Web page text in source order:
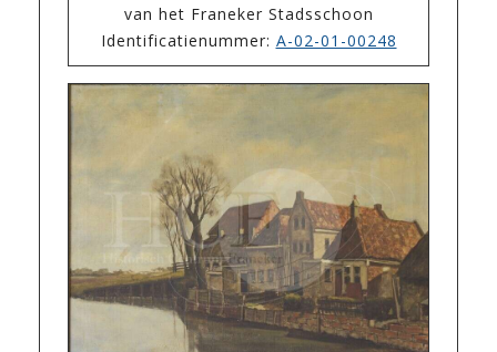
van het Franeker Stadsschoon
Identificatienummer: A-02-01-00248